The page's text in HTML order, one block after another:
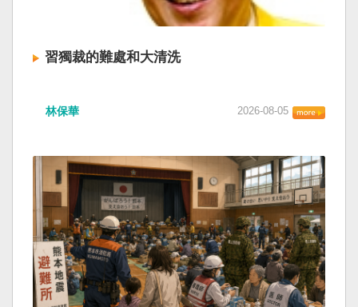
習獨裁的難處和大清洗
林保華 2026-08-05